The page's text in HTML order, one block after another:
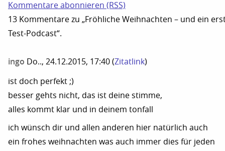
Kommentare abonnieren (RSS)
13 Kommentare zu „Fröhliche Weihnachten – und ein
Test-Podcast“.
ingo Do.., 24.12.2015, 17:40 (Zitatlink)
ist doch perfekt ;)
besser gehts nicht, das ist deine stimme,
alles kommt klar und in deinem tonfall
ich wünsch dir und allen anderen hier natürlich auch
ein frohes weihnachten was auch immer dies für jeden